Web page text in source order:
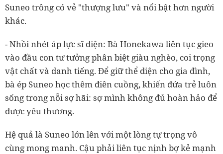
Suneo trông có vẻ "thượng lưu" và nổi bật hơn người
khác.
- Nhồi nhét áp lực sĩ diện: Bà Honekawa liên tục gieo
vào đầu con tư tưởng phân biệt giàu nghèo, coi trọng
vật chất và danh tiếng. Để giữ thể diện cho gia đình,
bà ép Suneo học thêm điên cuồng, khiến đứa trẻ luôn
sống trong nỗi sợ hãi: sợ mình không đủ hoàn hảo để
được yêu thương.
Hệ quả là Suneo lớn lên với một lòng tự trọng vô
cùng mong manh. Cậu phải liên tục nịnh bợ kẻ mạnh